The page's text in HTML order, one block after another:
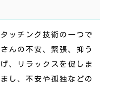
ッチング技術の一つで
んの不安、緊張、抑う
、リラックスを促しま
し、不安や孤独などの